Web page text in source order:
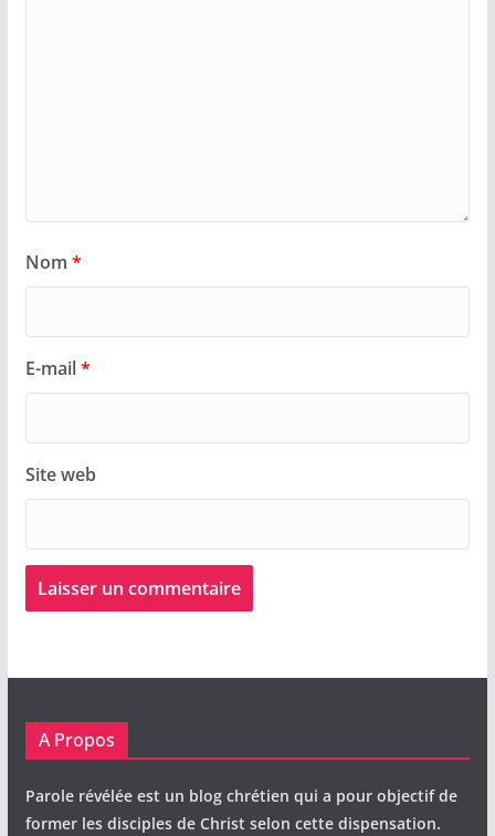
Nom *
E-mail*
Site web
A Propos
Parole révélée est un blog chrétien qui a pour objectif de
former les disciples de Christ selon cette dispensation.